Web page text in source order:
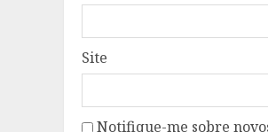
Site
Notifique-me sobre